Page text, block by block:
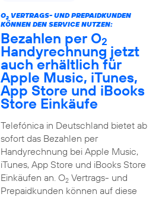
O2VERTRAGS- UND PREPAIDKUNDEN
KÖNNEN DEN SERVICE NUTZEN:
Bezahlen per O2
Handyrechnung jetzt
auch erhältlich für
Apple Music, iTunes,
App Store und iBooks
Store Einkäufe
Telefónica in Deutschland bietet ab
sofort das Bezahlen per
Handyrechnung bei Apple Music,
iTunes, App Store und iBooks Store
Einkäufen an. O2Vertrags- und
Prepaidkunden können auf diese